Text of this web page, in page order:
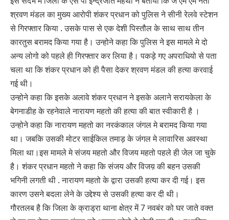
श्रवण मंडल का मुख्य आरोपी शंकर प्रधान को पुलिस ने सीनी रेलवे स्टेशन
से गिरफ्तार किया . उसके पास से एक देशी पिस्तौल के साथ साथ तीन
कारतुस बरामद किया गया है। उन्होने कहा कि पुलिस ने इस मामले मे दो
अन्य लोगो को पहले ही गिरफ्तार कर लिया है। पकड़े गए अपराधियो से पता
चला था कि शंकर प्रधान को ही पैसा देकर श्रवण मंडल की हत्या करवाई
गई थी।
उन्होने कहा कि इसके अलावे शंकर प्रधान ने इसके अलाने सरायकेला के
बेगनाडीह के रहनेवाले नारायण महतो की हत्या की बात स्वीकारी है ।
उन्होने कहा कि नारायण महतो का नरकंकाल जंगल मे बरामद किया गया
था। जबकि उसकी मोटर साईकिल तमाड़ के जंगल मे लावारिस अवस्था
मिला था।इस मामले मे संजय महतो और विजय महतो पहले ही जेल जा चुके
है। शंकर प्रधान महतो ने कहा कि संजय और विजय़ की बहन उसकी
भगिनी लगती थी . नारायण महतो के द्वारा उसकी हत्या कर दी गई। इस
कारण उसने बदला लेने के उद्देश्य से उसकी हत्या कर दी थी।
गौरतलब है कि जिला के क्राड्रा थाना क्षेत्र में 7 नवबंर को घर जाते वक्त